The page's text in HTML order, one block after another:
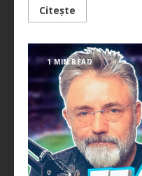
Citește
more
de
Fotbal
Vorbit
|
Catalin
Striblea
|
Etapa
211
1 MIN READ